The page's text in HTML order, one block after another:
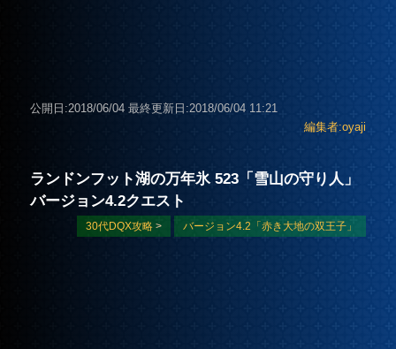
公開日:2018/06/04 最終更新日:2018/06/04 11:21
編集者:oyaji
ランドンフット湖の万年氷 523「雪山の守り人」
バージョン4.2クエスト
30代DQX攻略> バージョン4.2「赤き大地の双王子」